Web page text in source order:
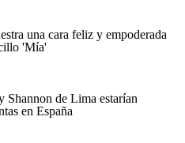
una cara feliz y empoderada
'Mía'
Shannon de Lima estarían
en España